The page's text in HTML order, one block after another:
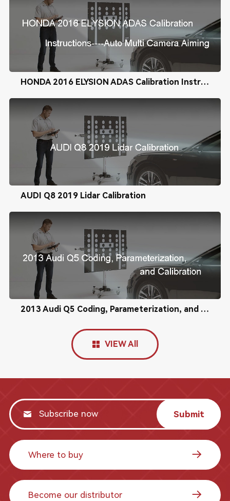
HONDA 2016 ELYSION ADAS Calibration Instructions----Auto Multi Camera Aiming
AUDI Q8 2019 Lidar Calibration
2013 Audi Q5 Coding, Parameterization, and Calibration
VIEW All
Submit
Where to buy
Become our distributor